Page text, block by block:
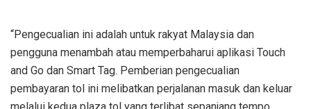
“Pengecualian ini adalah untuk rakyat Malaysia dan
pengguna menambah atau memperbaharui aplikasi Touch
and Go dan Smart Tag. Pemberian pengecualian
pembayaran tol ini melibatkan perjalanan masuk dan keluar